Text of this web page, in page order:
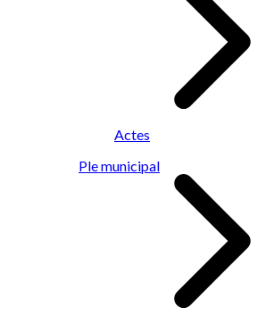
Actes
Ple municipal